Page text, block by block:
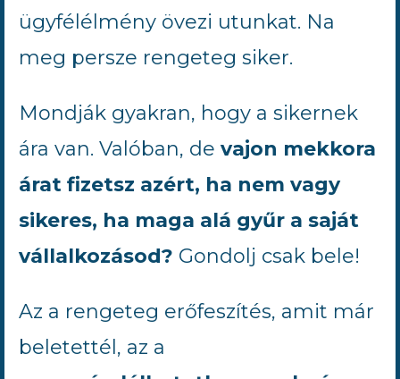
ügyfélélmény övezi utunkat. Na
meg persze rengeteg siker.
Mondják gyakran, hogy a sikernek
ára van. Valóban, de vajon mekkora
árat fizetsz azért, ha nem vagy
sikeres, ha maga alá gyűr a saját
vállalkozásod? Gondolj csak bele!
Az a rengeteg erőfeszítés, amit már
beletettél, az a